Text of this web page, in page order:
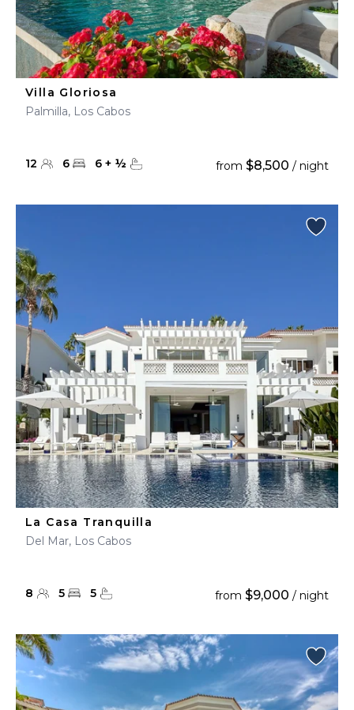
Villa Gloriosa
Palmilla, Los Cabos
12 6 6 + ½ from $8,500 / night
La Casa Tranquilla
Del Mar, Los Cabos
8 5 5 from $9,000 / night